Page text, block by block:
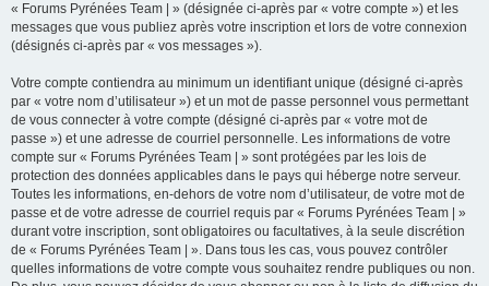
« Forums Pyrénées Team | » (désignée ci-après par « votre compte ») et les
messages que vous publiez après votre inscription et lors de votre connexion
(désignés ci-après par « vos messages »).
Votre compte contiendra au minimum un identifiant unique (désigné ci-après
par « votre nom d’utilisateur ») et un mot de passe personnel vous permettant
de vous connecter à votre compte (désigné ci-après par « votre mot de
passe ») et une adresse de courriel personnelle. Les informations de votre
compte sur « Forums Pyrénées Team | » sont protégées par les lois de
protection des données applicables dans le pays qui héberge notre serveur.
Toutes les informations, en-dehors de votre nom d’utilisateur, de votre mot de
passe et de votre adresse de courriel requis par « Forums Pyrénées Team | »
durant votre inscription, sont obligatoires ou facultatives, à la seule discrétion
de « Forums Pyrénées Team | ». Dans tous les cas, vous pouvez contrôler
quelles informations de votre compte vous souhaitez rendre publiques ou non.